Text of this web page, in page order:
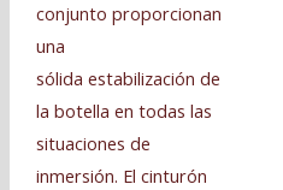
conjunto proporcionan
una
sólida estabilización de
la botella en todas las
situaciones de
inmersión. El cinturón